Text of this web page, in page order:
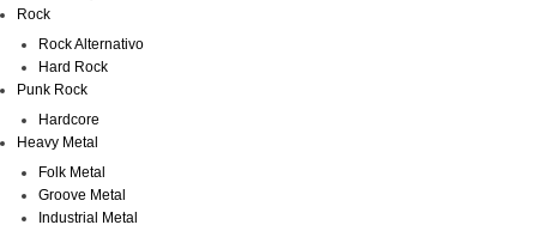
Rock
Rock Alternativo
Hard Rock
Punk Rock
Hardcore
Heavy Metal
Folk Metal
Groove Metal
Industrial Metal